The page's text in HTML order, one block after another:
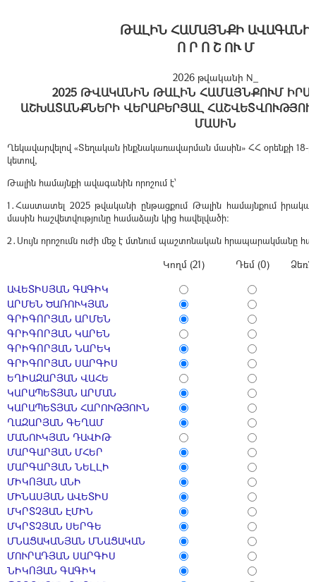
ԹԱԼԻՆ ՀԱՄԱՅՆՔԻ ԱՎԱԳԱՆԻ
Ո Ր Ո Շ ՈՒ Մ
2026 թվականի N_
2025 ԹՎԱԿԱՆԻՆ ԹԱԼԻՆ ՀԱՄԱՅՆՔՈՒՄ
ԱՇԽԱՏԱՆՔՆԵՐԻ ՎԵՐԱԲԵՐՅԱԼ
ՄԱՍԻՆ
Ղեկավարվելով «Տեղական ինքնակառավարման մասին» ՀՀ օրենքի 18-
կետով,
Թալին համայնքի ավագանին որոշում է՝
1․Հաստատել 2025 թվականի ընթացքում Թալին համայնքում
մասին հաշվետվությունը համաձայն կից հավելվածի:
2․Սույն որոշումն ուժի մեջ է մտնում պաշտոնական հրապարակմանը
Կողմ (21) Դեմ (0)
ԱՎԵՏԻՍՅԱՆ ԳԱԳԻԿ
ԱՐՄԵՆ ԾԱՌՈՒԿՅԱՆ
ԳՐԻԳՈՐՅԱՆ ԱՐՄԵՆ
ԳՐԻԳՈՐՅԱՆ ԿԱՐԵՆ
ԳՐԻԳՈՐՅԱՆ ՆԱՐԵԿ
ԳՐԻԳՈՐՅԱՆ ՍԱՐԳԻՍ
ԵՂԻԱԶԱՐՅԱՆ ՎԱՀԵ
ԿԱՐԱՊԵՏՅԱՆ ԱՐՄԱՆ
ԿԱՐԱՊԵՏՅԱՆ ՀԱՐՈՒԹՅՈՒՆ
ՂԱԶԱՐՅԱՆ ԳԵՂԱՄ
ՄԱՆՈՒԿՅԱՆ ԴԱՎԻԹ
ՄԱՐԳԱՐՅԱՆ ՄՀԵՐ
ՄԱՐԳԱՐՅԱՆ ՆԵԼԼԻ
ՄԻԿՈՅԱՆ ԱՆԻ
ՄԻՆԱՍՅԱՆ ԱՎԵՏԻՍ
ՄԿՐՏՉՅԱՆ ԷՄԻՆ
ՄԿՐՏՉՅԱՆ ՍԵՐԳԵ
ՄՆԱՑԱԿԱՆՅԱՆ ՄՆԱՑԱԿԱՆ
ՄՈՒՐԱԴՅԱՆ ՍԱՐԳԻՍ
ՆԻԿՈՅԱՆ ԳԱԳԻԿ